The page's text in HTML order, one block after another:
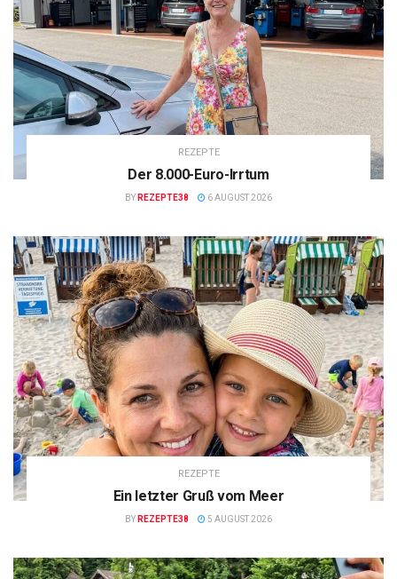
REZEPTE
Der 8.000-Euro-Irrtum
BY REZEPTE38 6 AUGUST 2026
REZEPTE
Ein letzter Gruß vom Meer
BY REZEPTE38 5 AUGUST 2026